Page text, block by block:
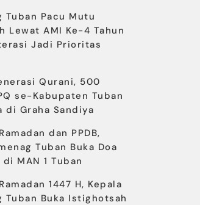
Tuban Pacu Mutu
Lewat AMI Ke-4 Tahun
Jadi Prioritas
Qurani, 500
se-Kabupaten Tuban
di Graha Sandiya
dan PPDB,
Tuban Buka Doa
MAN 1 Tuban
1447 H, Kepala
Tuban Buka Istighotsah